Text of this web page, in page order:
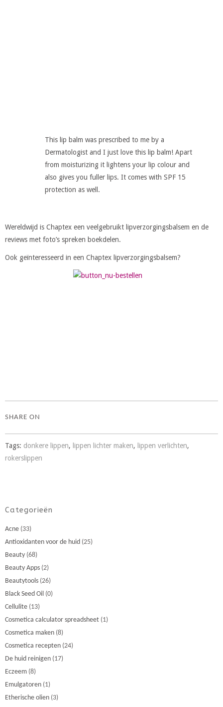
This lip balm was prescribed to me by a
Dermatologist and I just love this lip balm! Apart
from moisturizing it lightens your lip colour and
also gives you fuller lips. It comes with SPF 15
protection as well.
Wereldwijd is Chaptex een veelgebruikt lipverzorgingsbalsem en de
reviews met foto’s spreken boekdelen.
Ook geïnteresseerd in een Chaptex lipverzorgingsbalsem?
SHARE ON
Tags: donkere lippen, lippen lichter maken, lippen verlichten,
rokerslippen
Categorieën
Acne (33)
Antioxidanten voor de huid (25)
Beauty (68)
Beauty Apps (2)
Beautytools (26)
Black Seed Oil (0)
Cellulite (13)
Cosmetica calculator spreadsheet (1)
Cosmetica maken (8)
Cosmetica recepten (24)
De huid reinigen (17)
Eczeem (8)
Emulgatoren (1)
Etherische olien (3)